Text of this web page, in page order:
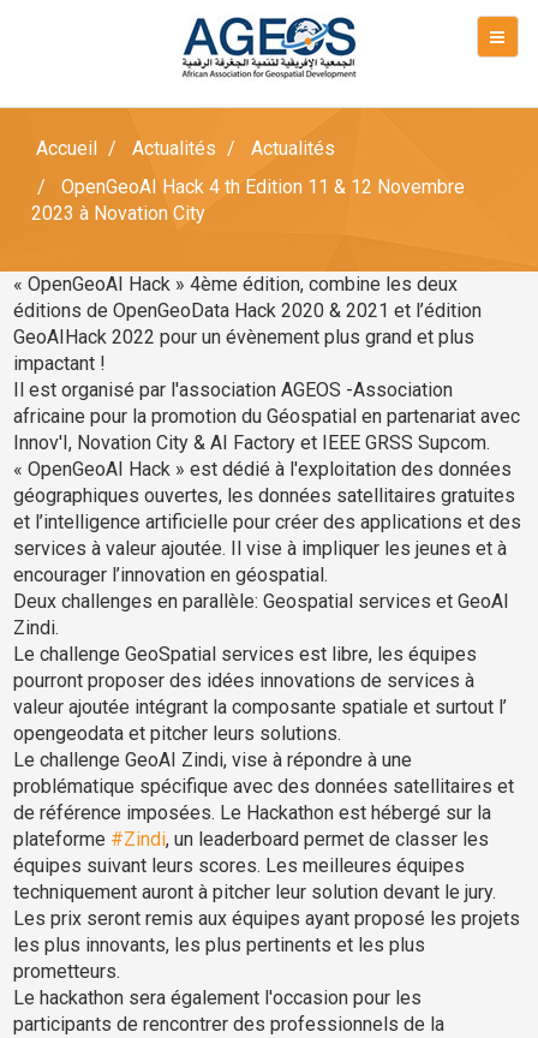
Accueil Actualités
Actualités
OpenGeoAI Hack 4 th Edition 11 & 12 Novembre
2023 à Novation City
« OpenGeoAI Hack » 4ème édition, combine les deux
éditions de OpenGeoData Hack 2020 & 2021 et l’édition
GeoAIHack 2022 pour un évènement plus grand et plus
impactant !
Il est organisé par l'association AGEOS -Association
africaine pour la promotion du Géospatial en partenariat avec
Innov'I, Novation City & AI Factory et IEEE GRSS Supcom.
« OpenGeoAI Hack » est dédié à l'exploitation des données
géographiques ouvertes, les données satellitaires gratuites
et l’intelligence artificielle pour créer des applications et des
services à valeur ajoutée. Il vise à impliquer les jeunes et à
encourager l’innovation en géospatial.
Deux challenges en parallèle: Geospatial services et GeoAI
Zindi.
Le challenge GeoSpatial services est libre, les équipes
pourront proposer des idées innovations de services à
valeur ajoutée intégrant la composante spatiale et surtout l’
opengeodata et pitcher leurs solutions.
Le challenge GeoAI Zindi, vise à répondre à une
problématique spécifique avec des données satellitaires et
de référence imposées. Le Hackathon est hébergé sur la
plateforme #Zindi, un leaderboard permet de classer les
équipes suivant leurs scores. Les meilleures équipes
techniquement auront à pitcher leur solution devant le jury.
Les prix seront remis aux équipes ayant proposé les projets
les plus innovants, les plus pertinents et les plus
prometteurs.
Le hackathon sera également l'occasion pour les
participants de rencontrer des professionnels de la